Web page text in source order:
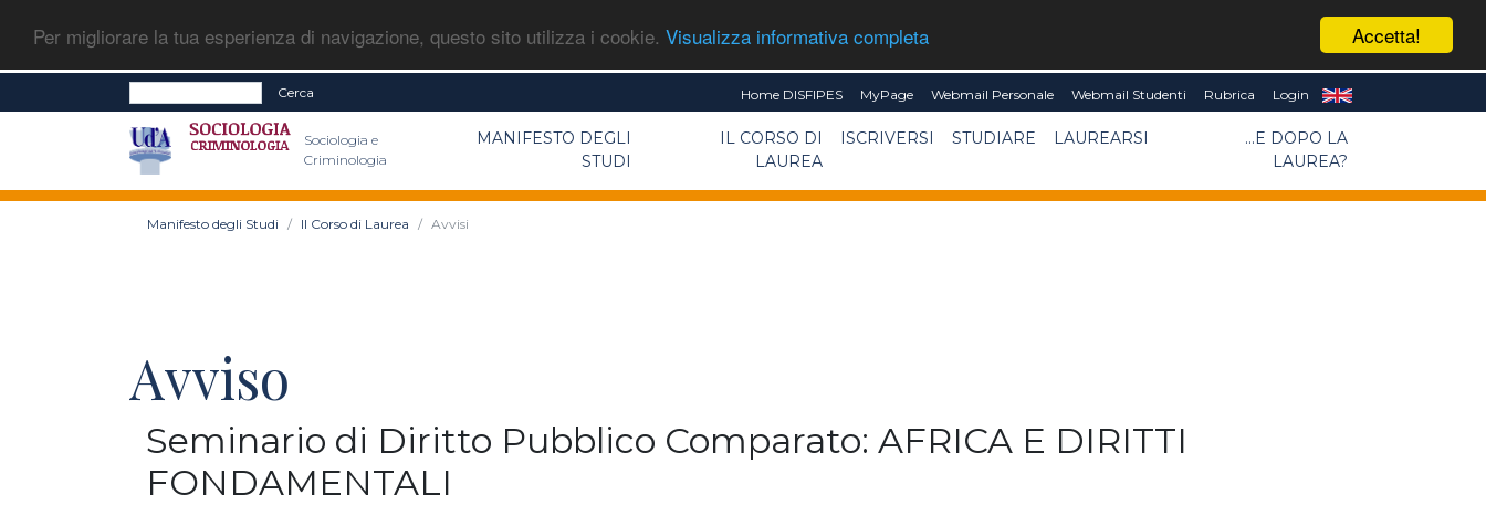
Accetta!
Per migliorare la tua esperienza di navigazione, questo sito utilizza i cookie. Visualizza informativa completa
Cerca Home DISFIPES MyPage Webmail Personale Webmail Studenti Rubrica Login
Sociologia e
Criminologia
MANIFESTO DEGLI
STUDI
IL CORSO DI
LAUREA
ISCRIVERSI STUDIARE LAUREARSI
...E DOPO LA
LAUREA?
Manifesto degli Studi Il Corso di Laurea Avvisi
Avviso
Seminario di Diritto Pubblico Comparato: AFRICA E DIRITTI
FONDAMENTALI